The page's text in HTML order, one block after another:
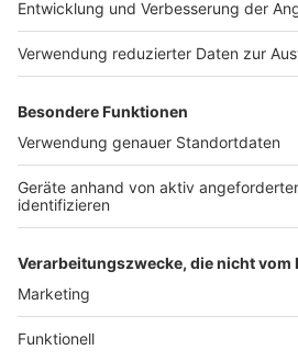
Kleber, Schere, Bleistift
Filzstift)
bunter desto besser)
farbigenBastelkarton*
einen Pinsel und eine
3Musterbeutelklammern
süßer Sternform:Einfach
Anzeige